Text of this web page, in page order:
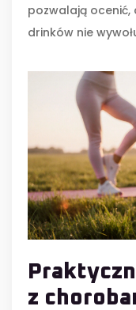
pozwalają ocenić,
drinków nie
z